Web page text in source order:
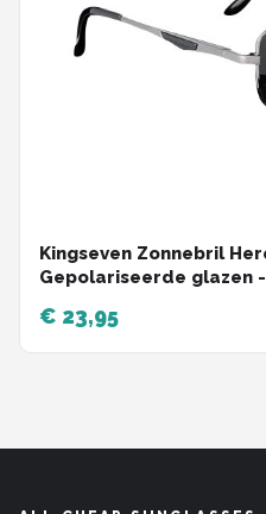
Kingseven Zonnebril
Gepolariseerde glazen
€ 23,95